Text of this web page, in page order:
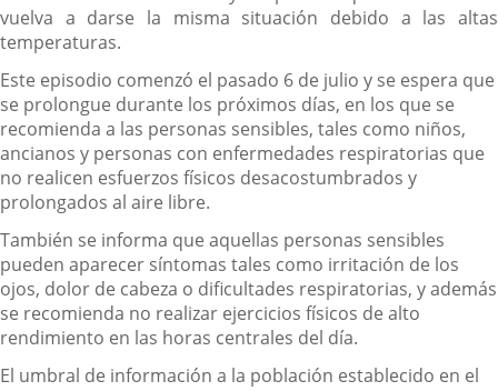
vuelva a darse la misma situación debido a las altas
temperaturas.
Este episodio comenzó el pasado 6 de julio y se espera que
se prolongue durante los próximos días, en los que se
recomienda a las personas sensibles, tales como niños,
ancianos y personas con enfermedades respiratorias que
no realicen esfuerzos físicos desacostumbrados y
prolongados al aire libre.
También se informa que aquellas personas sensibles
pueden aparecer síntomas tales como irritación de los
ojos, dolor de cabeza o dificultades respiratorias, y además
se recomienda no realizar ejercicios físicos de alto
rendimiento en las horas centrales del día.
El umbral de información a la población establecido en el